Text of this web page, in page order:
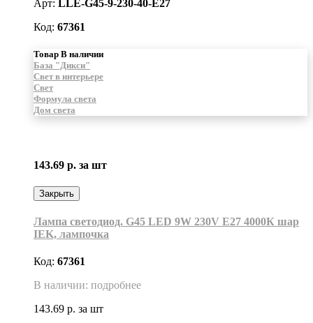
Арт:
LLE-G45-9-230-40-E27
Код: 67361
Товар В наличии
База "Дикси"
Свет в интерьере
Свет
Формула света
Дом света
143.69 р. за шт
Закрыть
Лампа светодиод. G45 LED 9W 230V E27 4000К шар
IEK, лампочка
Код: 67361
В наличии: подробнее
143.69 р. за шт